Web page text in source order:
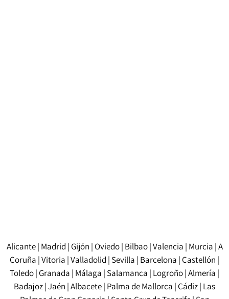
Alicante| Madrid | Gijón | Oviedo| Bilbao|Valencia | Murcia |A
Coruña |Vitoria |Valladolid | Sevilla | Barcelona | Castellón |
Toledo| Granada | Málaga | Salamanca | Logroño|Almería |
Badajoz|Jaén |Albacete| Palma de Mallorca | Cádiz| Las